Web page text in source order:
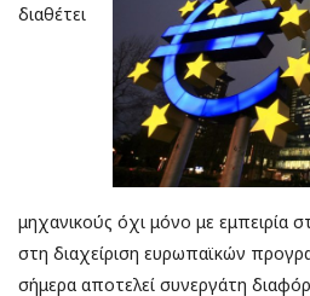
διαθέτει
μηχανικούς όχι μόνο με εμπειρία
στη διαχείριση ευρωπαϊκών
σήμερα αποτελεί συνεργάτη